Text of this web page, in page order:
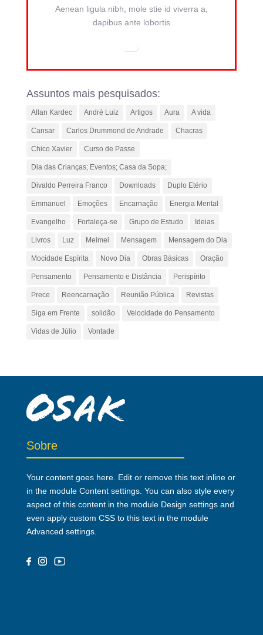
Aenean ligula nibh, mole stie id viverra a,
dapibus ante lobortis
Assuntos mais pesquisados:
Allan Kardec André Luiz Artigos Aura A vida
Cansar Carlos Drummond de Andrade Chacras
Chico Xavier Curso de Passe
Dia das Crianças; Eventos; Casa da Sopa;
Divaldo Perreira Franco Downloads Duplo Etério
Emmanuel Emoções Encarnação Energia Mental
Evangelho Fortaleça-se Grupo de Estudo Ideias
Livros Luz Meimei Mensagem Mensagem do Dia
Mocidade Espírita Novo Dia Obras Básicas Oração
Pensamento Pensamento e Distância Perispírito
Prece Reencarnação Reunião Pública Revistas
Siga em Frente solidão Velocidade do Pensamento
Vidas de Júlio Vontade
Sobre
Your content goes here. Edit or remove this text inline or
in the module Content settings. You can also style every
aspect of this content in the module Design settings and
even apply custom CSS to this text in the module
Advanced settings.